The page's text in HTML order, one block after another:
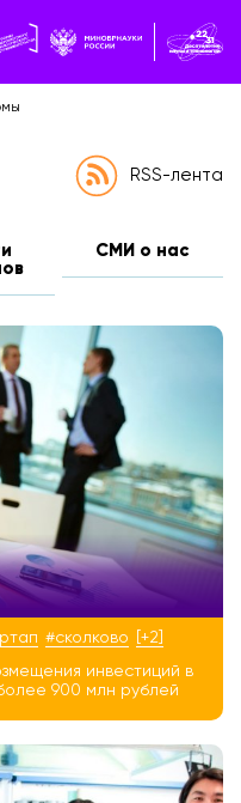
RSS-лента
СМИ о нас
#сколково
[+2]
инвестиций в
900 млн рублей